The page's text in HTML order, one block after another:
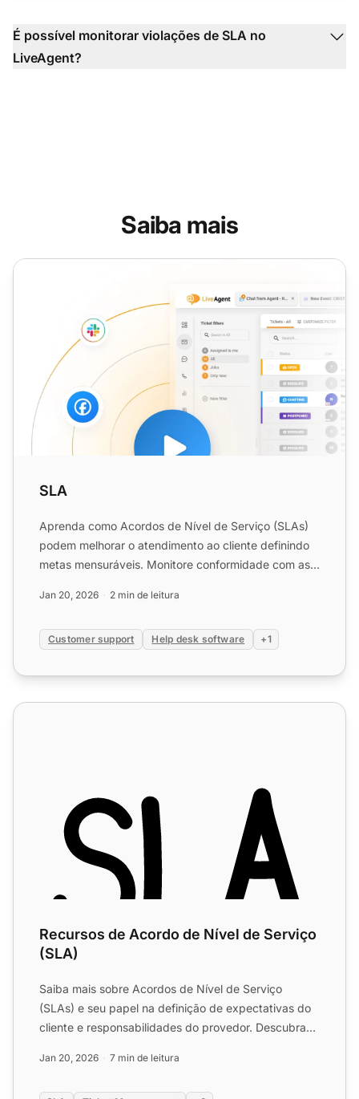
É possível monitorar violações de SLA no
LiveAgent?
Saiba mais
SLA
SLA
Aprenda como Acordos de Nível de Serviço (SLAs)
podem melhorar o atendimento ao cliente definindo
metas mensuráveis. Monitore conformidade com as
Jan 20, 2026 2 min de leitura
Customer support Help desk software +1
Recursos de Acordo de Nível de Serviço (SLA)
Recursos de Acordo de Nível de Serviço
(SLA)
Saiba mais sobre Acordos de Nível de Serviço
(SLAs) e seu papel na definição de expectativas do
cliente e responsabilidades do provedor. Descubra
Jan 20, 2026 7 min de leitura